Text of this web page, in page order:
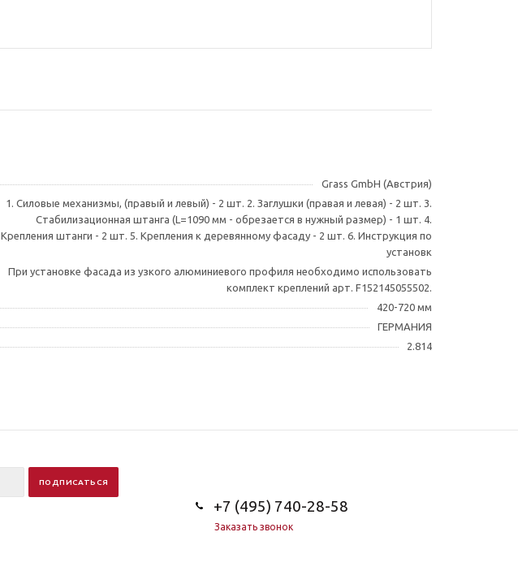
Grass GmbH (Австрия)
1. Силовые механизмы, (правый и левый) - 2 шт. 2. Заглушки (правая и левая) - 2 шт. 3.
Стабилизационная штанга (L=1090 мм - обрезается в нужный размер) - 1 шт. 4.
Крепления штанги - 2 шт. 5. Крепления к деревянному фасаду - 2 шт. 6. Инструкция по
установк
При установке фасада из узкого алюминиевого профиля необходимо использовать
комплект креплений арт. F152145055502.
420-720 мм
ГЕРМАНИЯ
2.814
+7 (495) 740-28-58
Заказать звонок